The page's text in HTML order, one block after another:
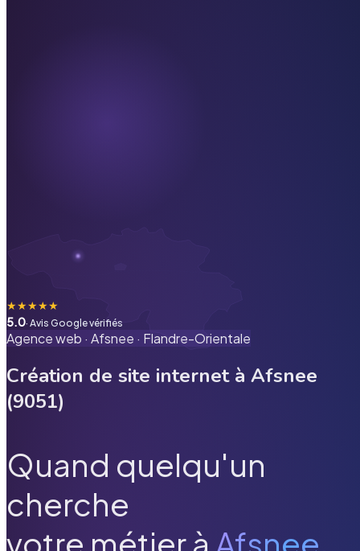
★★★★★
5.0· Avis Google vérifiés
Agence web · Afsnee · Flandre-Orientale
Création de site internet à Afsnee
(9051)
Quand quelqu'un
cherche